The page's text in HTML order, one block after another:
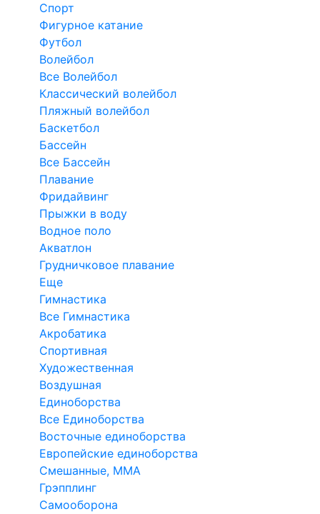
Спорт
Фигурное катание
Футбол
Волейбол
Все Волейбол
Классический волейбол
Пляжный волейбол
Баскетбол
Бассейн
Все Бассейн
Плавание
Фридайвинг
Прыжки в воду
Водное поло
Акватлон
Грудничковое плавание
Еще
Гимнастика
Все Гимнастика
Акробатика
Спортивная
Художественная
Воздушная
Единоборства
Все Единоборства
Восточные единоборства
Европейские единоборства
Смешанные, ММА
Грэпплинг
Самооборона